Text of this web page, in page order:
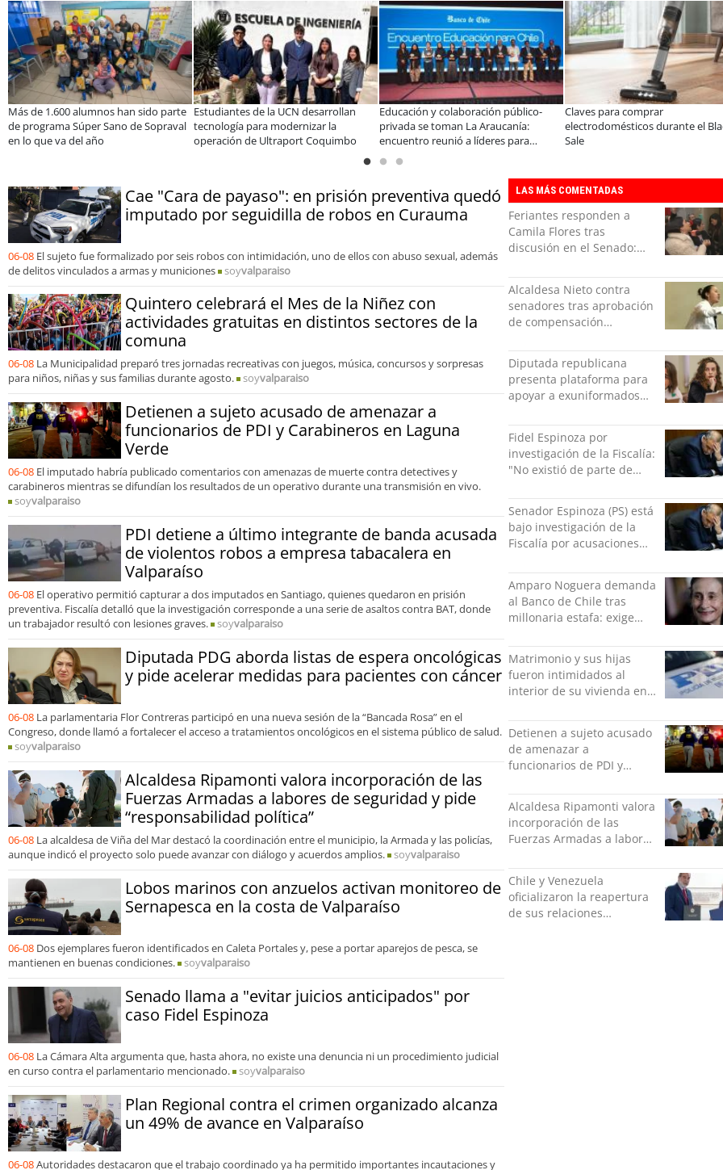
han sido parte
de Sopraval
Estudiantes de la UCN desarrollan
tecnología para modernizar la
operación de Ultraport Coquimbo
Educación y colaboración público-
privada se toman La Araucanía:
encuentro reunió a líderes para
abordar las brechas y oportunidades
Claves para comprar
electrodomésticos durante el Black
Sale
A dos años de la
especialistas
Cae "Cara de payaso": en prisión preventiva quedó
imputado por seguidilla de robos en Curauma
06-08 El sujeto fue formalizado por seis robos con intimidación, uno de ellos con abuso sexual, además
de delitos vinculados a armas y municiones
soyvalparaiso
Quintero celebrará el Mes de la Niñez con
actividades gratuitas en distintos sectores de la
comuna
06-08 La Municipalidad preparó tres jornadas recreativas con juegos, música, concursos y sorpresas
para niños, niñas y sus familias durante agosto.
soyvalparaiso
Detienen a sujeto acusado de amenazar a
funcionarios de PDI y Carabineros en Laguna
Verde
06-08 El imputado habría publicado comentarios con amenazas de muerte contra detectives y
carabineros mientras se difundían los resultados de un operativo durante una transmisión en vivo.
soyvalparaiso
PDI detiene a último integrante de banda acusada
de violentos robos a empresa tabacalera en
Valparaíso
06-08 El operativo permitió capturar a dos imputados en Santiago, quienes quedaron en prisión
preventiva. Fiscalía detalló que la investigación corresponde a una serie de asaltos contra BAT, donde
un trabajador resultó con lesiones graves.
soyvalparaiso
Diputada PDG aborda listas de espera oncológicas
y pide acelerar medidas para pacientes con cáncer
06-08 La parlamentaria Flor Contreras participó en una nueva sesión de la “Bancada Rosa” en el
Congreso, donde llamó a fortalecer el acceso a tratamientos oncológicos en el sistema público de salud.
soyvalparaiso
Alcaldesa Ripamonti valora incorporación de las
Fuerzas Armadas a labores de seguridad y pide
“responsabilidad política”
06-08 La alcaldesa de Viña del Mar destacó la coordinación entre el municipio, la Armada y las policías,
aunque indicó el proyecto solo puede avanzar con diálogo y acuerdos amplios.
soyvalparaiso
Lobos marinos con anzuelos activan monitoreo de
Sernapesca en la costa de Valparaíso
06-08 Dos ejemplares fueron identificados en Caleta Portales y, pese a portar aparejos de pesca, se
mantienen en buenas condiciones.
soyvalparaiso
Senado llama a "evitar juicios anticipados" por
caso Fidel Espinoza
06-08 La Cámara Alta argumenta que, hasta ahora, no existe una denuncia ni un procedimiento judicial
en curso contra el parlamentario mencionado.
soyvalparaiso
Plan Regional contra el crimen organizado alcanza
un 49% de avance en Valparaíso
06-08Autoridades destacaron que el trabajo coordinado ya ha permitido importantes incautaciones y
LAS MÁS COMENTADAS
Feriantes responden a
Camila Flores tras
discusión en el Senado:
orgullo”
Alcaldesa Nieto contra
senadores tras aprobación
de compensación
indolente"
Diputada republicana
presenta plataforma para
apoyar a exuniformados
social
Fidel Espinoza por
investigación de la Fiscalía:
"No existió de parte de
violencia física ni verbal"
Senador Espinoza (PS) está
bajo investigación de la
Fiscalía por acusaciones
su pareja
Amparo Noguera demanda
al Banco de Chile tras
millonaria estafa: exige
Matrimonio y sus hijas
fueron intimidados al
interior de su vivienda en
Detienen a sujeto acusado
de amenazar a
funcionarios de PDI y
Verde
Alcaldesa Ripamonti valora
incorporación de las
Fuerzas Armadas a labores
“responsabilidad política”
Chile y Venezuela
oficializaron la reapertura
de sus relaciones